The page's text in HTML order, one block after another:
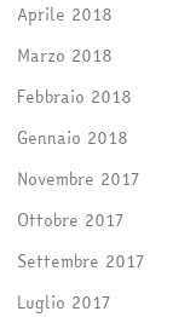
Aprile 2018
Marzo 2018
Febbraio 2018
Gennaio 2018
Novembre 2017
Ottobre 2017
Settembre 2017
Luglio 2017